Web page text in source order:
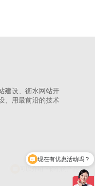
建设、衡水网站开
、用最前沿的技术
可以介绍下你们的产品吗？